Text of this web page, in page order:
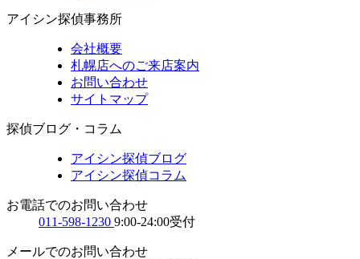
アイシン探偵事務所
会社概要
札幌店へのご来店案内
お問い合わせ
サイトマップ
探偵ブログ・コラム
アイシン探偵ブログ
アイシン探偵コラム
お電話でのお問い合わせ
011-598-1230 9:00-24:00受付
メールでのお問い合わせ